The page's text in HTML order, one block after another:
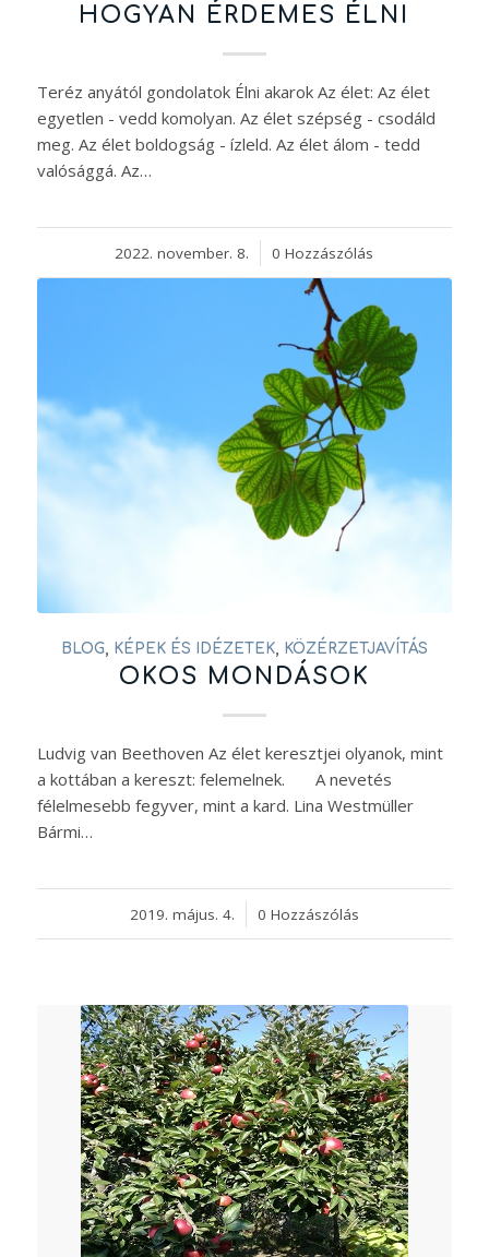
HOGYAN ÉRDEMES ÉLNI
Teréz anyától gondolatok Élni akarok Az élet: Az élet
egyetlen - vedd komolyan. Az élet szépség - csodáld
meg. Az élet boldogság - ízleld. Az élet álom - tedd
valósággá. Az…
2022. november. 8.
/ 0 Hozzászólás
BLOG, KÉPEK ÉS IDÉZETEK, KÖZÉRZETJAVÍTÁS
OKOS MONDÁSOK
Ludvig van Beethoven Az élet keresztjei olyanok, mint
a kottában a kereszt: felemelnek. A nevetés
félelmesebb fegyver, mint a kard. Lina Westmüller
Bármi…
2019. május. 4.
/ 0 Hozzászólás